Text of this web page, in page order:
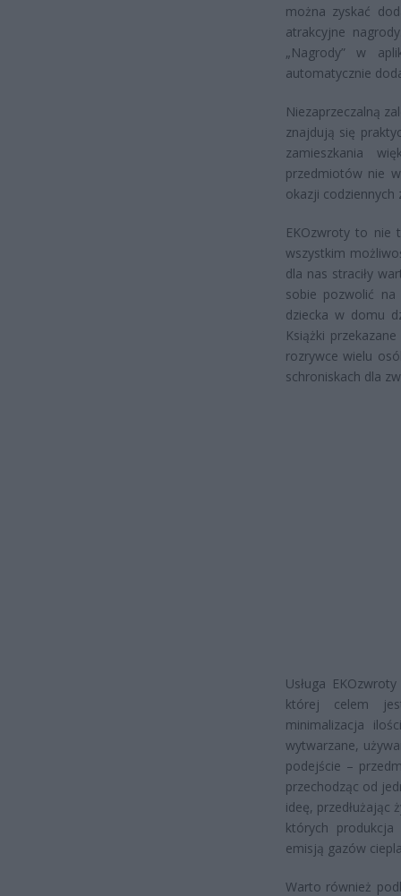
można zyskać
atrakcyjne
„Nagrody” w
automatycznie
Niezaprzeczalną
znajdują się
zamieszkania
przedmiotów nie
okazji codziennych
EKOzwroty to nie
wszystkim
dla nas straciły
sobie pozwolić
dziecka w domu
Książki
rozrywce wielu
schroniskach dla
Usługa
której celem
minimalizacja
wytwarzane,
podejście –
przechodząc od
ideę,
których
emisją gazów
Warto również